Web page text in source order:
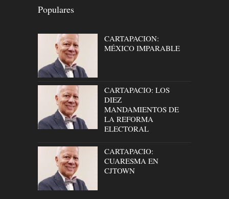
Populares
CARTAPACION:
MÉXICO IMPARABLE
CARTAPACIO: LOS
DIEZ
MANDAMIENTOS DE
LA REFORMA
ELECTORAL
CARTAPACIO:
CUARESMA EN
CJTOWN